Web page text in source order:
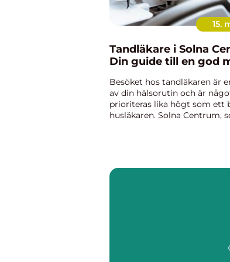
15.
Tandläkare i Solna
Din guide till en god
Besöket hos tandläkaren är
av din hälsorutin och är
prioriteras lika högt som ett
husläkaren. Solna Centrum,